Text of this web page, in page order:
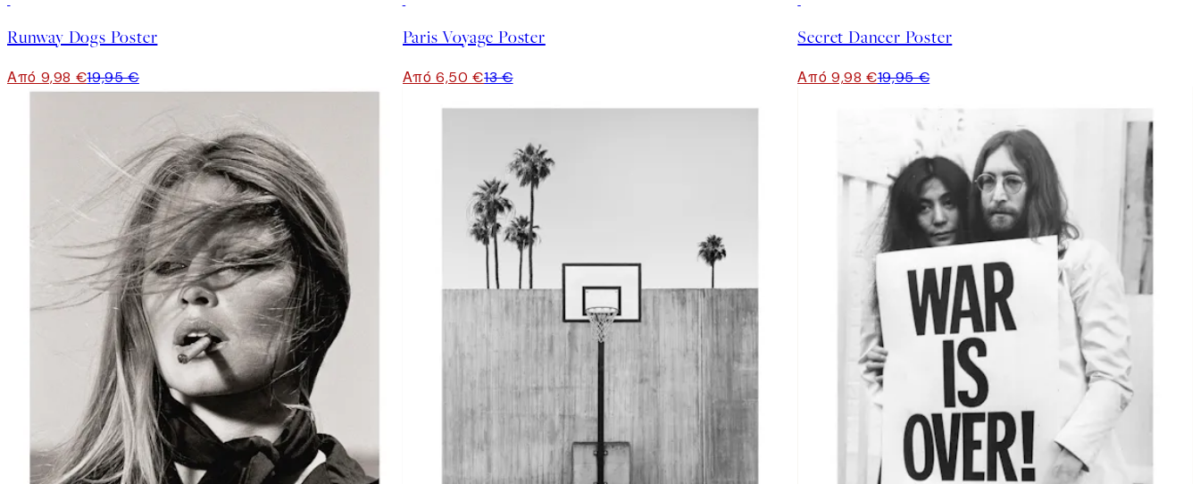
Runway Dogs Poster
Από 9,98 €19,95 €
Paris Voyage Poster
Από 6,50 €13 €
Secret Dancer Poster
Από 9,98 €19,95 €